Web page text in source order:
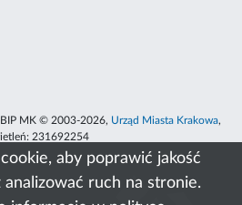
aby poprawić jakość
analizować ruch na stronie.
MK © 2003-2026, Urząd Miasta Krakowa,
231692254